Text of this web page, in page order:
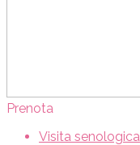
Prenota
Visita senologica